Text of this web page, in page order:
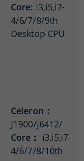
Core: i3,i5,i7-
4/6/7/8/9th
Desktop CPU
Celeron：
J1900/j6412/
Core： i3,i5,i7-
4/6/7/8/10th